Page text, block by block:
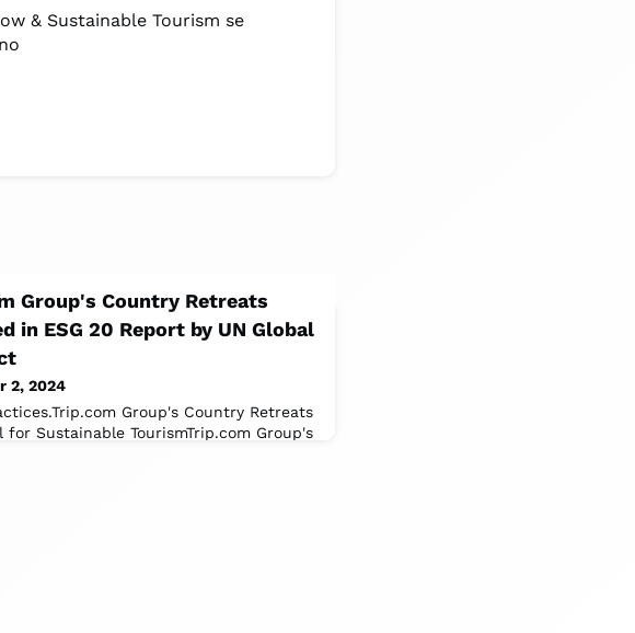
& Sustainable Tourism se
Group's Country Retreats
in ESG 20 Report by UN Global
2, 2024
Group's Country Retreats
for Sustainable TourismTrip.com Group's